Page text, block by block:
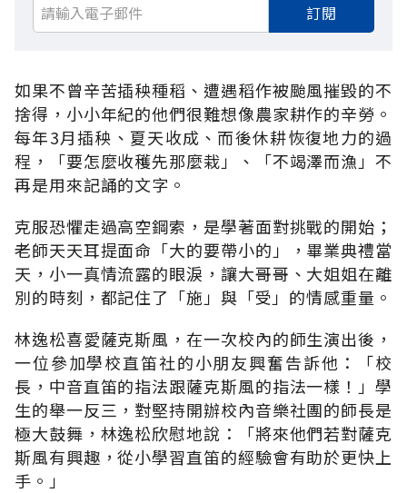
訂閱
如果不曾辛苦插秧種稻、遭遇稻作被颱風摧毀的不
捨得，小小年紀的他們很難想像農家耕作的辛勞。
每年3月插秧、夏天收成、而後休耕恢復地力的過
程，「要怎麼收穫先那麼栽」、「不竭澤而漁」不
再是用來記誦的文字。
克服恐懼走過高空鋼索，是學著面對挑戰的開始；
老師天天耳提面命「大的要帶小的」，畢業典禮當
天，小一真情流露的眼淚，讓大哥哥、大姐姐在離
別的時刻，都記住了「施」與「受」的情感重量。
林逸松喜愛薩克斯風，在一次校內的師生演出後，
一位參加學校直笛社的小朋友興奮告訴他：「校
長，中音直笛的指法跟薩克斯風的指法一樣！」學
生的舉一反三，對堅持開辦校內音樂社團的師長是
極大鼓舞，林逸松欣慰地說：「將來他們若對薩克
斯風有興趣，從小學習直笛的經驗會有助於更快上
手。」